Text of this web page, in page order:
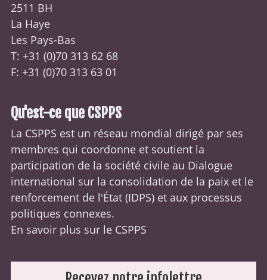
2511 BH
La Haye
Les Pays-Bas
T: +31 (0)70 313 62 68
F: +31 (0)70 313 63 01
Qu'est-ce que CSPPS
La CSPPS est un réseau mondial dirigé par ses
membres qui coordonne et soutient la
participation de la société civile au Dialogue
international sur la consolidation de la paix et le
renforcement de l'État (IDPS) et aux processus
politiques connexes.
En savoir plus sur le CSPPS